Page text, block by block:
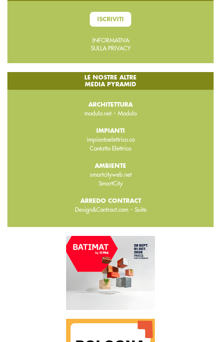
ISCRIVITI
INFORMATIVA
SULLA PRIVACY
LE NOSTRE ALTRE
MEDIA PYRAMID
ARCHITETTURA
modulo.net - Modulo
IMPIANTI
impiantoelettrico.co
Contatto Elettrico
AMBIENTE
smartcityweb.net
SmartCity
ARREDO CONTRACT
Design&Contract.com- Suite